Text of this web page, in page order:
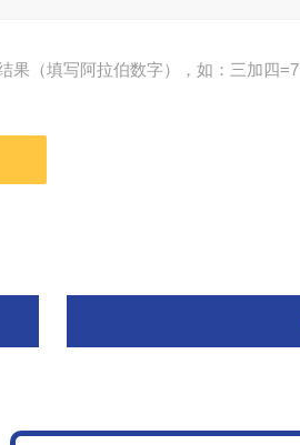
果（填写阿拉伯数字），如：三加四=7